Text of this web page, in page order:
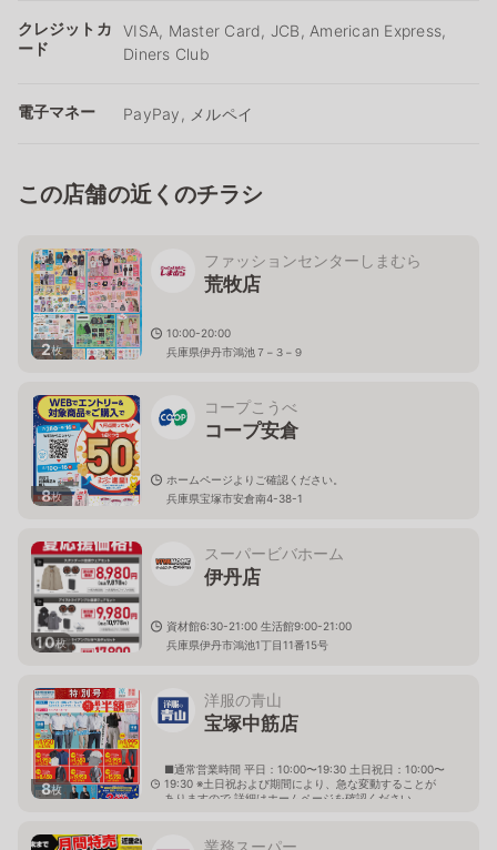
クレジットカ
ード
VISA, Master Card, JCB, American Express,
Diners Club
電子マネー PayPay, メルペイ
この店舗の近くのチラシ
2枚
ファッションセンターしまむら
荒牧店
10:00-20:00
兵庫県伊丹市鴻池７−３−９
8枚
コープこうべ
コープ安倉
ホームページよりご確認ください。
兵庫県宝塚市安倉南4-38-1
10枚
スーパービバホーム
伊丹店
資材館6:30-21:00 生活館9:00-21:00
兵庫県伊丹市鴻池1丁目11番15号
8枚
洋服の青山
宝塚中筋店
■通常営業時間 平日：10:00〜19:30 土日祝日：10:00〜
19:30 ※土日祝および期間により、急な変動することが
ありますので 詳細はホームページを確認ください
業務スーパー